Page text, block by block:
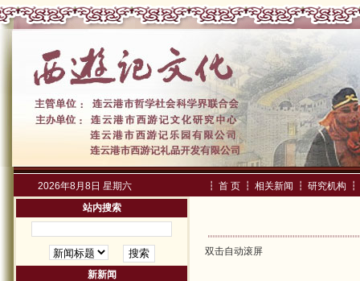
2026年8月8日 星期六 ┇ 首 页 ┇ 相关新闻 ┇ 研究机构
┇
站内搜索
新新闻
双击自动滚屏